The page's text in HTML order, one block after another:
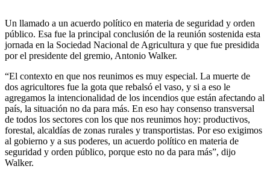
Un llamado a un acuerdo político en materia de seguridad y orden
público. Esa fue la principal conclusión de la reunión sostenida esta
jornada en la Sociedad Nacional de Agricultura y que fue presidida
por el presidente del gremio, Antonio Walker.
“El contexto en que nos reunimos es muy especial. La muerte de
dos agricultores fue la gota que rebalsó el vaso, y si a eso le
agregamos la intencionalidad de los incendios que están afectando al
país, la situación no da para más. En eso hay consenso transversal
de todos los sectores con los que nos reunimos hoy: productivos,
forestal, alcaldías de zonas rurales y transportistas. Por eso exigimos
al gobierno y a sus poderes, un acuerdo político en materia de
seguridad y orden público, porque esto no da para más”, dijo
Walker.